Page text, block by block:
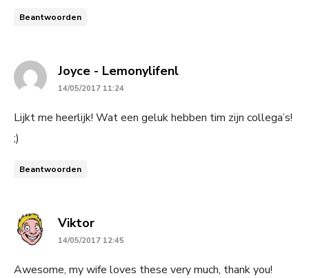
Beantwoorden
Joyce - Lemonylifenlsays:
14/05/2017 11:24
Lijkt me heerlijk! Wat een geluk hebben tim zijn collega’s!
;)
Beantwoorden
Viktorsays:
14/05/2017 12:45
Awesome, my wife loves these very much, thank you!